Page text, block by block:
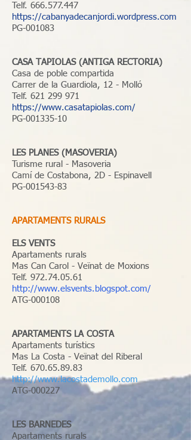
Telf. 666.577.447
https://cabanyadecanjordi.wordpress.com
PG-001083
CASA TAPIOLAS (ANTIGA RECTORIA)
Casa de poble compartida
Carrer de la Guardiola, 12 - Molló
Telf. 621 299 971
https://www.casatapiolas.com/
PG-001335-10
LES PLANES (MASOVERIA)
Turisme rural - Masoveria
Camí de Costabona, 2D - Espinavell
PG-001543-83
APARTAMENTS RURALS
ELS VENTS
Apartaments rurals
Mas Can Carol - Veïnat de Moxions
Telf. 972.74.05.61
http://www.elsvents.blogspot.com/
ATG-000108
APARTAMENTS LA COSTA
Apartaments turístics
Mas La Costa - Veïnat del Riberal
Telf. 670.65.89.83
http://www.lacostademollo.com
ATG-000227
LES BARNEDES
Apartaments rurals